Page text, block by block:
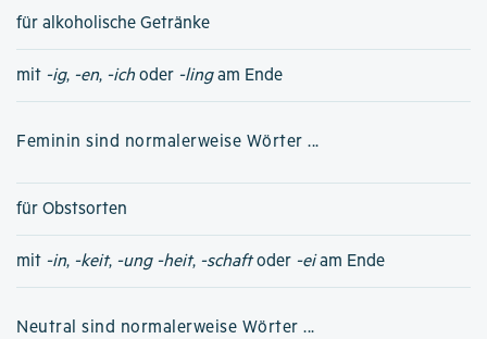
für alkoholische Getränke
mit -ig, -en, -ich oder -lingam Ende
Feminin sind normalerweise Wörter ...
für Obstsorten
mit -in, -keit, -ung -heit, -schaftoder -eiam Ende
Neutral sind normalerweise Wörter ...